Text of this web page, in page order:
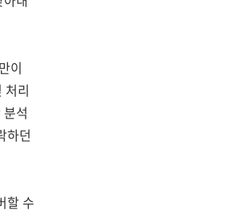
이
처리
석
하던
할 수